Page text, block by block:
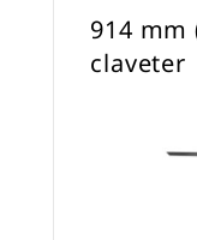
914 mm
claveter